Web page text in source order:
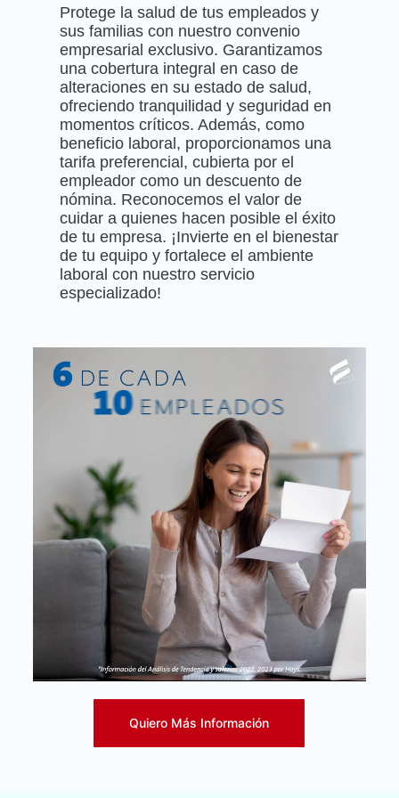
Protege la salud de tus empleados y
sus familias con nuestro convenio
empresarial exclusivo. Garantizamos
una cobertura integral en caso de
alteraciones en su estado de salud,
ofreciendo tranquilidad y seguridad en
momentos críticos. Además, como
beneficio laboral, proporcionamos una
tarifa preferencial, cubierta por el
empleador como un descuento de
nómina. Reconocemos el valor de
cuidar a quienes hacen posible el éxito
de tu empresa. ¡Invierte en el bienestar
de tu equipo y fortalece el ambiente
laboral con nuestro servicio
especializado!
Quiero Más Información